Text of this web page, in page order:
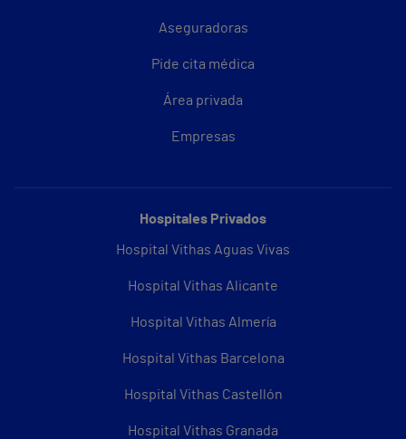
Aseguradoras
Pide cita médica
Área privada
Empresas
Hospitales Privados
Hospital Vithas Aguas Vivas
Hospital Vithas Alicante
Hospital Vithas Almería
Hospital Vithas Barcelona
Hospital Vithas Castellón
Hospital Vithas Granada